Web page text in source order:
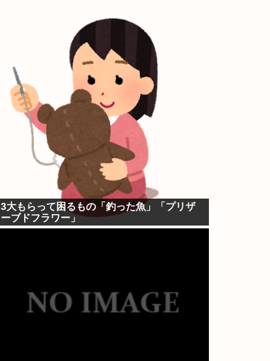
3大もらって困るもの「釣った魚」「プリザ
ーブドフラワー」